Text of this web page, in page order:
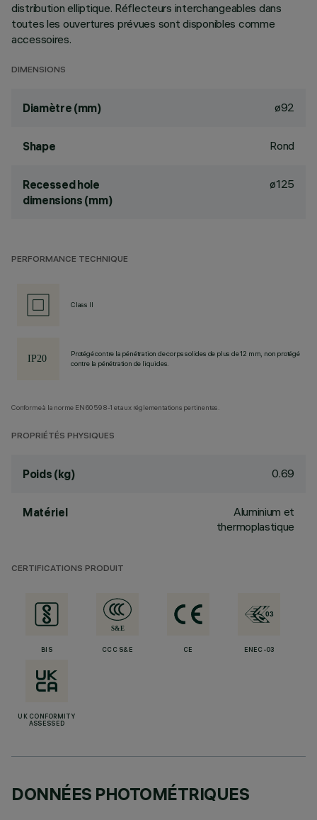
distribution elliptique. Réflecteurs interchangeables dans
toutes les ouvertures prévues sont disponibles comme
accessoires.
DIMENSIONS
Diamètre (mm) ø92
Shape Rond
Recessed hole
dimensions (mm)
ø125
PERFORMANCE TECHNIQUE
Class II
Protégé contre la pénétration de corps solides de plus de 12 mm, non protégé
contre la pénétration de liquides.
Conforme à la norme EN60598-1 et aux réglementations pertinentes.
PROPRIÉTÉS PHYSIQUES
Poids (kg) 0.69
Matériel
Aluminium et
thermoplastique
CERTIFICATIONS PRODUIT
BIS CCC S&E CE ENEC-03
UK CONFORMITY
ASSESSED
DONNÉES PHOTOMÉTRIQUES